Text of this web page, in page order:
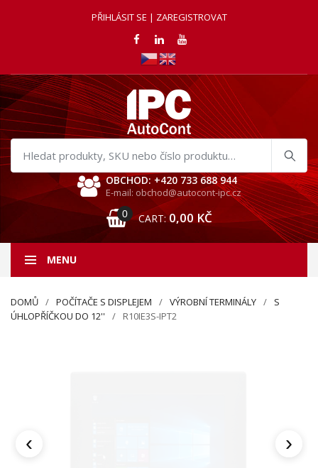
PŘIHLÁSIT SE | ZAREGISTROVAT
Hledat
produkty
OBCHOD: +420 733 688 944
E-mail: obchod@autocont-ipc.cz
0 CART: 0,00 KČ
MENU
DOMŮ POČÍTAČE S DISPLEJEM VÝROBNÍ TERMINÁLY
S
ÚHLOPŘÍČKOU DO 12''
R10IE3S-IPT2
‹ ›